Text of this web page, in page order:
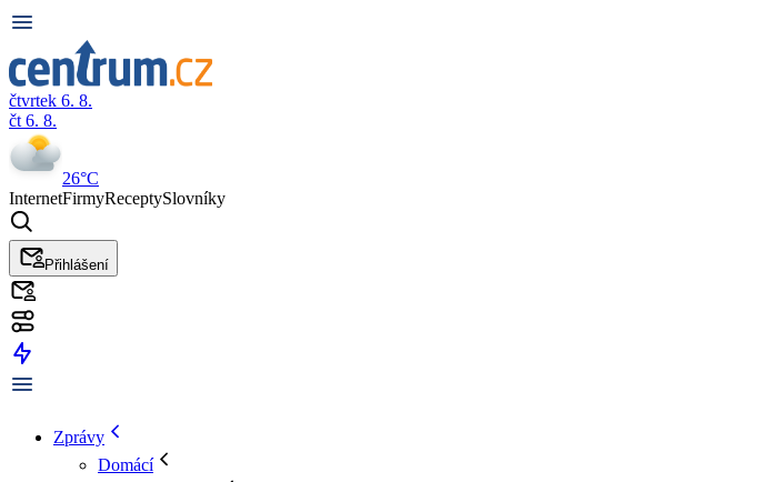
čtvrtek 6. 8.
čt 6. 8.
26°C
InternetFirmyReceptySlovníky
Přihlášení
Zprávy
Domácí